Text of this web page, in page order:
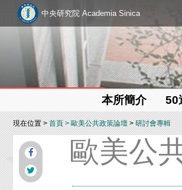
中央研究院 Academia Sinica
本所簡介 50
現在位置 >首頁 >歐美公共政策論壇>研討會專輯
歐美公